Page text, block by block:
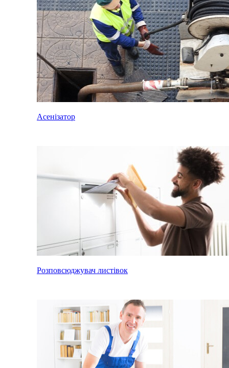
Асенізатор
Розповсюджувач листівок